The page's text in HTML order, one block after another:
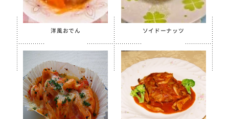
洋風おでん ソイドーナッツ